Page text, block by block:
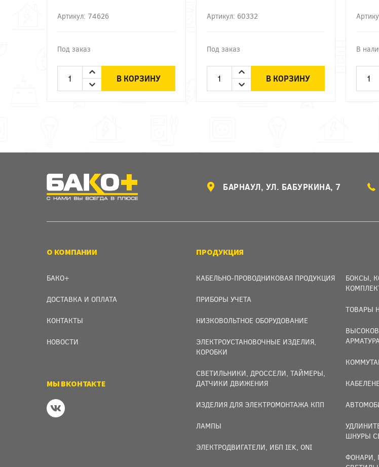
Артикул: 74626
Под заказ
В КОРЗИНУ
Артикул: 60332
Под заказ
В КОРЗИНУ
В
БАРНАУЛ, УЛ. БАБУРКИНА, 7
О КОМПАНИИ
БАКО+
ДОСТАВКА И ОПЛАТА
КОНТАКТЫ
НОВОСТИ
МЫ ВКОНТАКТЕ
ПРОДУКЦИЯ
КАБЕЛЬНО-ПРОВОДНИКОВАЯ ПРОДУКЦИЯ
ПРИБОРЫ УЧЕТА
НИЗКОВОЛЬТНОЕ ОБОРУДОВАНИЕ
ЭЛЕКТРОУСТАНОВОЧНЫЕ ИЗДЕЛИЯ,
КОРОБКИ
СВЕТИЛЬНИКИ, ДРОССЕЛИ, ТАЙМЕРЫ,
ДАТЧИКИ ДВИЖЕНИЯ
ИЗДЕЛИЯ ДЛЯ ЭЛЕКТРОМОНТАЖА КПП
ЛАМПЫ
ЭЛЕКТРОДВИГАТЕЛИ, ИБП IEK, ONI
БОКСЫ,
ТОВАРЫ
ШНУРЫ
ФОНАРИ,